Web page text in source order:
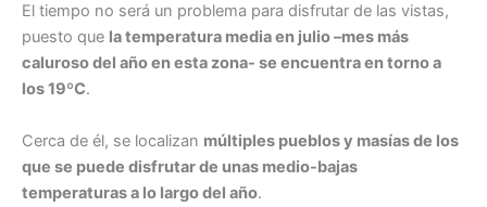
El tiempo no será un problema para disfrutar de las vistas,
puesto que la temperatura media en julio –mes más
caluroso del año en esta zona- se encuentra en torno a
los 19ºC.
Cerca de él, se localizan múltiples pueblos y masías de los
que se puede disfrutar de unas medio-bajas
temperaturas a lo largo del año.